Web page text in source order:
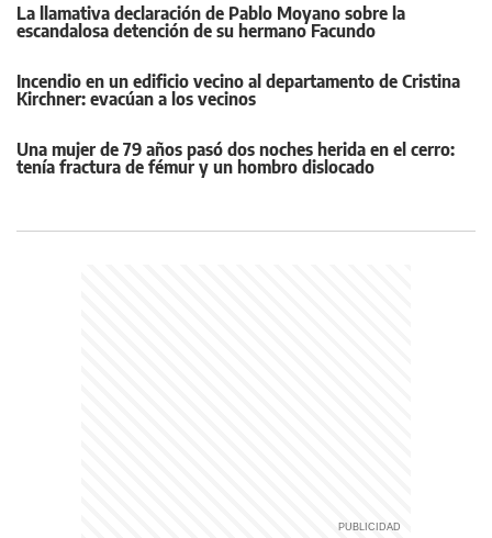
La llamativa declaración de Pablo Moyano sobre la
escandalosa detención de su hermano Facundo
Incendio en un edificio vecino al departamento de Cristina
Kirchner: evacúan a los vecinos
Una mujer de 79 años pasó dos noches herida en el cerro:
tenía fractura de fémur y un hombro dislocado